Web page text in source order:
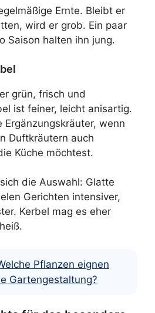
Ernte. Bleibt er
wird er grob. Ein paar
Saison halten ihn jung.
grün, frisch und
ist feiner, leicht anisartig.
wenn
Duftkräutern auch
Küche möchtest.
die Auswahl: Glatte
Gerichten intensiver,
Kerbel mag es eher
Pflanzen eignen
Gartengestaltung?